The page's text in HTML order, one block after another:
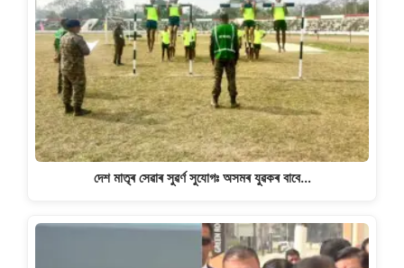
দেশ মাতৃৰ সেৱাৰ সুৱৰ্ণ সুযোগঃ অসমৰ যুৱকৰ বাবে…